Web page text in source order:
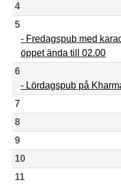
4
5
- Fredagspub med
öppet ända till 02.00
6
- Lördagspub på
7
8
9
10
11